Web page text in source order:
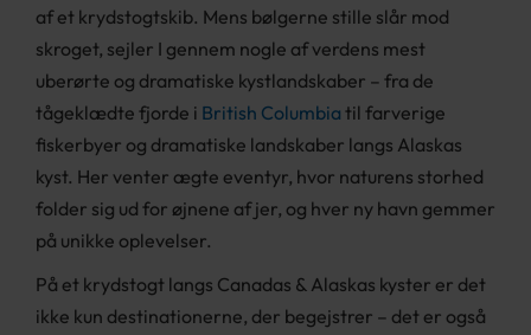
af et krydstogtskib. Mens bølgerne stille slår mod
skroget, sejler I gennem nogle af verdens mest
uberørte og dramatiske kystlandskaber – fra de
tågeklædte fjorde i British Columbia til farverige
fiskerbyer og dramatiske landskaber langs Alaskas
kyst. Her venter ægte eventyr, hvor naturens storhed
folder sig ud for øjnene af jer, og hver ny havn gemmer
på unikke oplevelser.
På et krydstogt langs Canadas & Alaskas kyster er det
ikke kun destinationerne, der begejstrer – det er også